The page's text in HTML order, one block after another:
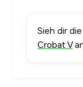
Sieh dir
Crobat V